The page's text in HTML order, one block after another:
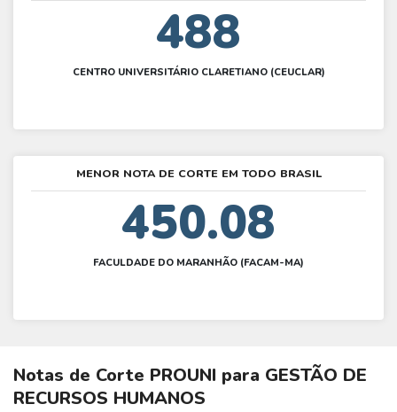
488
CENTRO UNIVERSITÁRIO CLARETIANO (CEUCLAR)
MENOR NOTA DE CORTE EM TODO BRASIL
450.08
FACULDADE DO MARANHÃO (FACAM-MA)
Notas de Corte PROUNI para GESTÃO DE
RECURSOS HUMANOS